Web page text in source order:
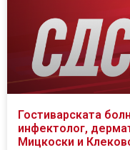
Гостиварската
инфектолог,
Мицкоски и